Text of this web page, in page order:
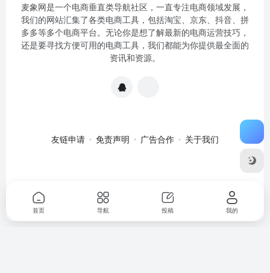
麦象网是一个电商垂直类导航社区，一直专注电商领域发展，
我们的网站汇集了各类电商工具，包括淘宝、京东、抖音、拼
多多等多个电商平台。无论你是想了解最新的电商运营技巧，
还是要寻找方便可用的电商工具，我们都能为你提供最全面的
资讯和资源。
友链申请 免责声明 广告合作 关于我们
2020057301号-1
首页 导航 投稿 我的